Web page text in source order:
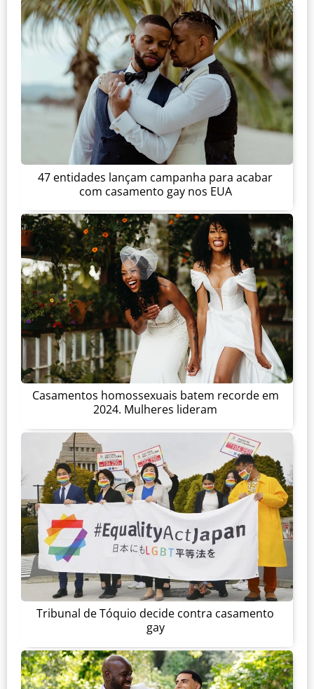
47 entidades lançam campanha para acabar
com casamento gay nos EUA
Casamentos homossexuais batem recorde em
2024. Mulheres lideram
Tribunal de Tóquio decide contra casamento
gay